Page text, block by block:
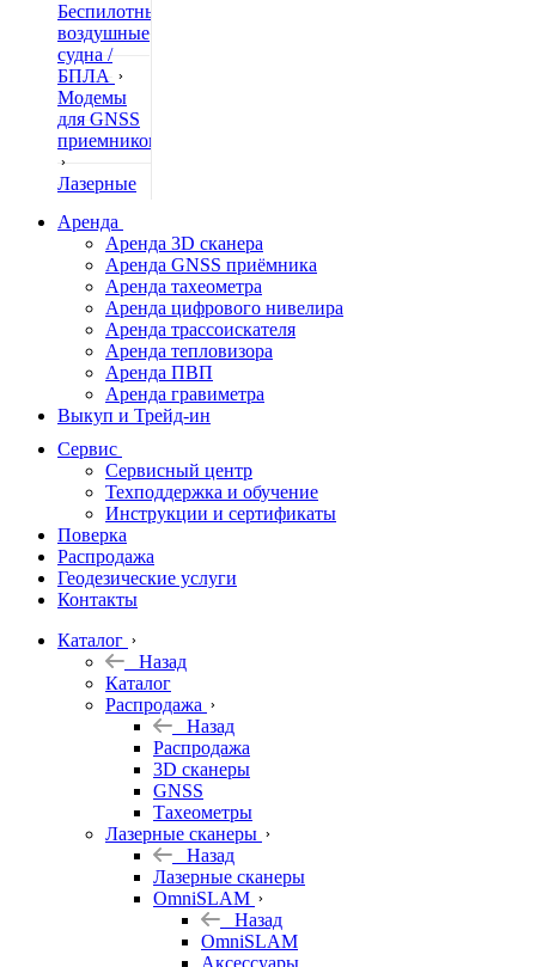
Беспилотные
воздушные
судна /
БПЛА
Модемы
для GNSS
приемников
Лазерные
Нивелиры
Теодолиты
Трассоискатели
Неразрушающий
контроль
Аксессуары
Софт
Георадары
Акции
Гидрография
Подбор
оборудования
по задачам
Архив
Геодезическое
оборудование
Аренда
Аренда 3D сканера
Аренда GNSS приёмника
Аренда тахеометра
Аренда цифрового нивелира
Аренда трассоискателя
Аренда тепловизора
Аренда ПВП
Аренда гравиметра
Выкуп и Трейд-ин
Сервис
Сервисный центр
Техподдержка и обучение
Инструкции и сертификаты
Поверка
Распродажа
Геодезические услуги
Контакты
Каталог
Назад
Каталог
Распродажа
Назад
Распродажа
3D сканеры
GNSS
Тахеометры
Лазерные сканеры
Назад
Лазерные сканеры
OmniSLAM
Назад
OmniSLAM
Аксессуары